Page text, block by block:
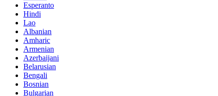
Esperanto
Hindi
Lao
Albanian
Amharic
Armenian
Azerbaijani
Belarusian
Bengali
Bosnian
Bulgarian